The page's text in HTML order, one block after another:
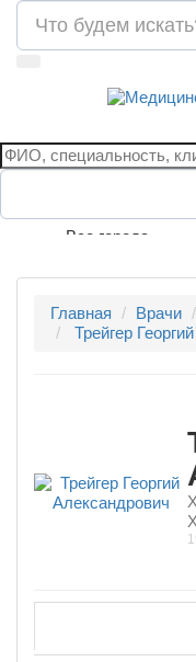
Все города
Главная Врачи
Трейгер